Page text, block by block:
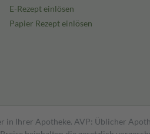
E-Rezept einlösen
Papier Rezept einlösen
in Ihrer Apotheke. AVP: Üblicher